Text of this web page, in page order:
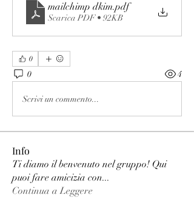
mailchimp dkim.pdf
Scarica PDF • 92KB
0
0 4
Scrivi un commento...
Info
Ti diamo il benvenuto nel gruppo! Qui
puoi fare amicizia con...
Continua a Leggere